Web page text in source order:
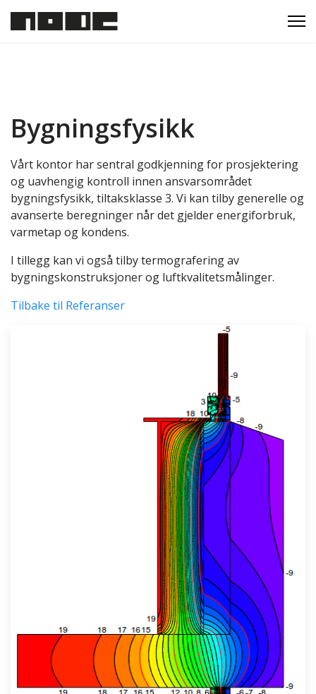
Bygningsfysikk
Vårt kontor har sentral godkjenning for prosjektering
og uavhengig kontroll innen ansvarsområdet
bygningsfysikk, tiltaksklasse 3. Vi kan tilby generelle og
avanserte beregninger når det gjelder energiforbruk,
varmetap og kondens.
I tillegg kan vi også tilby termografering av
bygningskonstruksjoner og luftkvalitetsmålinger.
Tilbake til Referanser